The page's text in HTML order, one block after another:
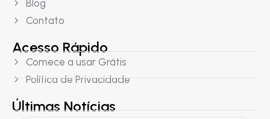
Blog
Contato
Acesso Rápido
Comece a usar Grátis
Política de Privacidade
Últimas Notícias